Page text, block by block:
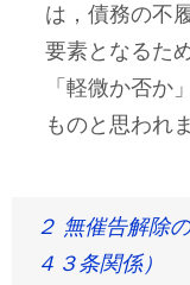
は，債務の不
要素となるた
「軽微か否か
ものと思われ
２ 無催告解除
４３条関係）